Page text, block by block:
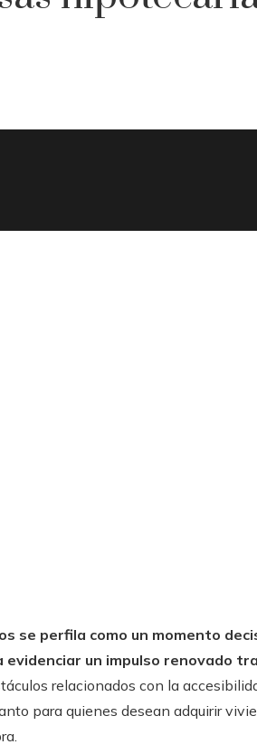
se perfila como un momento
un impulso renovado
relacionados con la
para quienes desean adquirir